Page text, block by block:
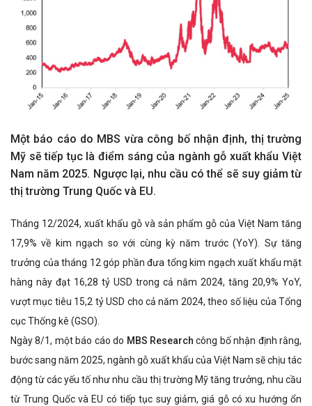
Một báo cáo do MBS vừa công bố nhận định, thị trường
Mỹ sẽ tiếp tục là điểm sáng của ngành gỗ xuất khẩu Việt
Nam năm 2025. Ngược lại, nhu cầu có thể sẽ suy giảm từ
thị trường Trung Quốc và EU.
Tháng 12/2024, xuất khẩu gỗ và sản phẩm gỗ của Việt Nam tăng
17,9% về kim ngạch so với cùng kỳ năm trước (YoY). Sự tăng
trưởng của tháng 12 góp phần đưa tổng kim ngạch xuất khẩu mặt
hàng này đạt 16,28 tỷ USD trong cả năm 2024, tăng 20,9% YoY,
vượt mục tiêu 15,2 tỷ USD cho cả năm 2024, theo số liệu của Tổng
cục Thống kê (GSO).
Ngày 8/1, một báo cáo do MBS Research công bố nhận định rằng,
bước sang năm 2025, ngành gỗ xuất khẩu của Việt Nam sẽ chịu tác
động từ các yếu tố như nhu cầu thị trường Mỹ tăng trưởng, nhu cầu
từ Trung Quốc và EU có tiếp tục suy giảm, giá gỗ có xu hướng ổn